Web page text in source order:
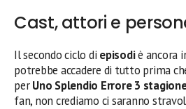
Cast, attori e
Il secondo ciclo di episodiè ancora
potrebbe accadere di tutto prima
perUno Splendio Errore 3
fan, non crediamo ci saranno